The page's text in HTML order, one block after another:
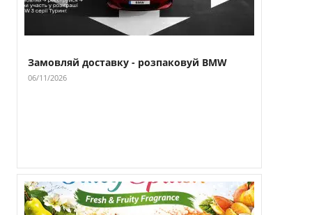
Замовляй доставку - розпаковуй BMW
06/11/2026